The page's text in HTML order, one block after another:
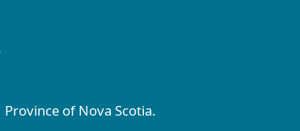
of Nova Scotia.